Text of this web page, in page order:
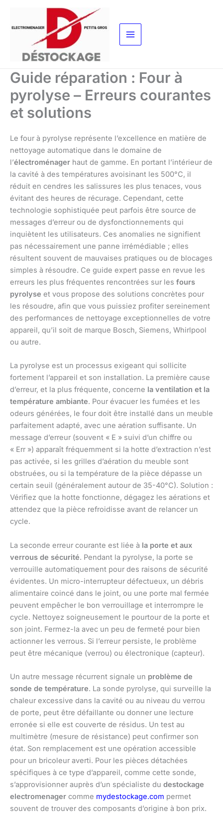
contenu
Guide réparation : Four à
pyrolyse – Erreurs courantes
et solutions
Le four à pyrolyse représente l’excellence en matière de
nettoyage automatique dans le domaine de
l’électroménager haut de gamme. En portant l’intérieur de
la cavité à des températures avoisinant les 500°C, il
réduit en cendres les salissures les plus tenaces, vous
évitant des heures de récurage. Cependant, cette
technologie sophistiquée peut parfois être source de
messages d’erreur ou de dysfonctionnements qui
inquiètent les utilisateurs. Ces anomalies ne signifient
pas nécessairement une panne irrémédiable ; elles
résultent souvent de mauvaises pratiques ou de blocages
simples à résoudre. Ce guide expert passe en revue les
erreurs les plus fréquentes rencontrées sur les fours
pyrolyse et vous propose des solutions concrètes pour
les résoudre, afin que vous puissiez profiter sereinement
des performances de nettoyage exceptionnelles de votre
appareil, qu’il soit de marque Bosch, Siemens, Whirlpool
ou autre.
La pyrolyse est un processus exigeant qui sollicite
fortement l’appareil et son installation. La première cause
d’erreur, et la plus fréquente, concerne la ventilation et la
température ambiante. Pour évacuer les fumées et les
odeurs générées, le four doit être installé dans un meuble
parfaitement adapté, avec une aération suffisante. Un
message d’erreur (souvent « E » suivi d’un chiffre ou
« Err ») apparaît fréquemment si la hotte d’extraction n’est
pas activée, si les grilles d’aération du meuble sont
obstruées, ou si la température de la pièce dépasse un
certain seuil (généralement autour de 35-40°C). Solution :
Vérifiez que la hotte fonctionne, dégagez les aérations et
attendez que la pièce refroidisse avant de relancer un
cycle.
La seconde erreur courante est liée à la porte et aux
verrous de sécurité. Pendant la pyrolyse, la porte se
verrouille automatiquement pour des raisons de sécurité
évidentes. Un micro-interrupteur défectueux, un débris
alimentaire coincé dans le joint, ou une porte mal fermée
peuvent empêcher le bon verrouillage et interrompre le
cycle. Nettoyez soigneusement le pourtour de la porte et
son joint. Fermez-la avec un peu de fermeté pour bien
actionner les verrous. Si l’erreur persiste, le problème
peut être mécanique (verrou) ou électronique (capteur).
Un autre message récurrent signale un problème de
sonde de température. La sonde pyrolyse, qui surveille la
chaleur excessive dans la cavité ou au niveau du verrou
de porte, peut être défaillante ou donner une lecture
erronée si elle est couverte de résidus. Un test au
multimètre (mesure de résistance) peut confirmer son
état. Son remplacement est une opération accessible
pour un bricoleur averti. Pour les pièces détachées
spécifiques à ce type d’appareil, comme cette sonde,
s’approvisionner auprès d’un spécialiste du destockage
electromenager comme mydestockage.com permet
souvent de trouver des composants d’origine à bon prix.